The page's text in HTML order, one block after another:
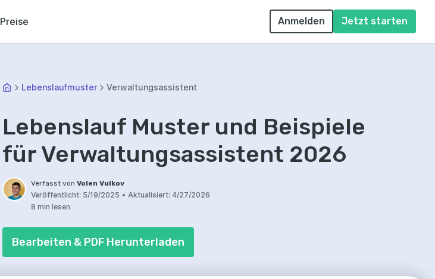
Preise Anmelden Jetzt starten
Lebenslaufmuster Verwaltungsassistent
Lebenslauf Muster und Beispiele
für Verwaltungsassistent 2026
Verfasst vonVolen Vulkov
Veröffentlicht: 5/19/2025 • Aktualisiert: 4/27/2026
8 min lesen
Bearbeiten & PDF Herunterladen